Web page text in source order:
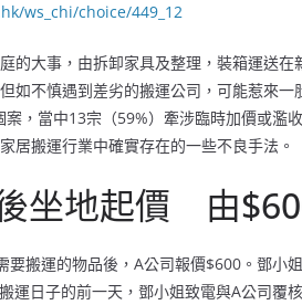
ws_chi/choice/449_12
的大事，由拆卸家具及整理，裝箱運送
如不慎遇到差劣的搬運公司，可能惹來
，當中13宗（59%）牽涉臨時加價或濫
居搬運行業中確實存在的一些不良手法。
坐地起價 由
搬運的物品後，A公司報價$600。鄧小
運日子的前一天，鄧小姐致電與A公司覆